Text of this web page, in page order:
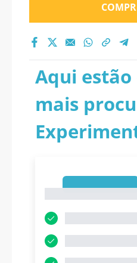
Aqui
mais